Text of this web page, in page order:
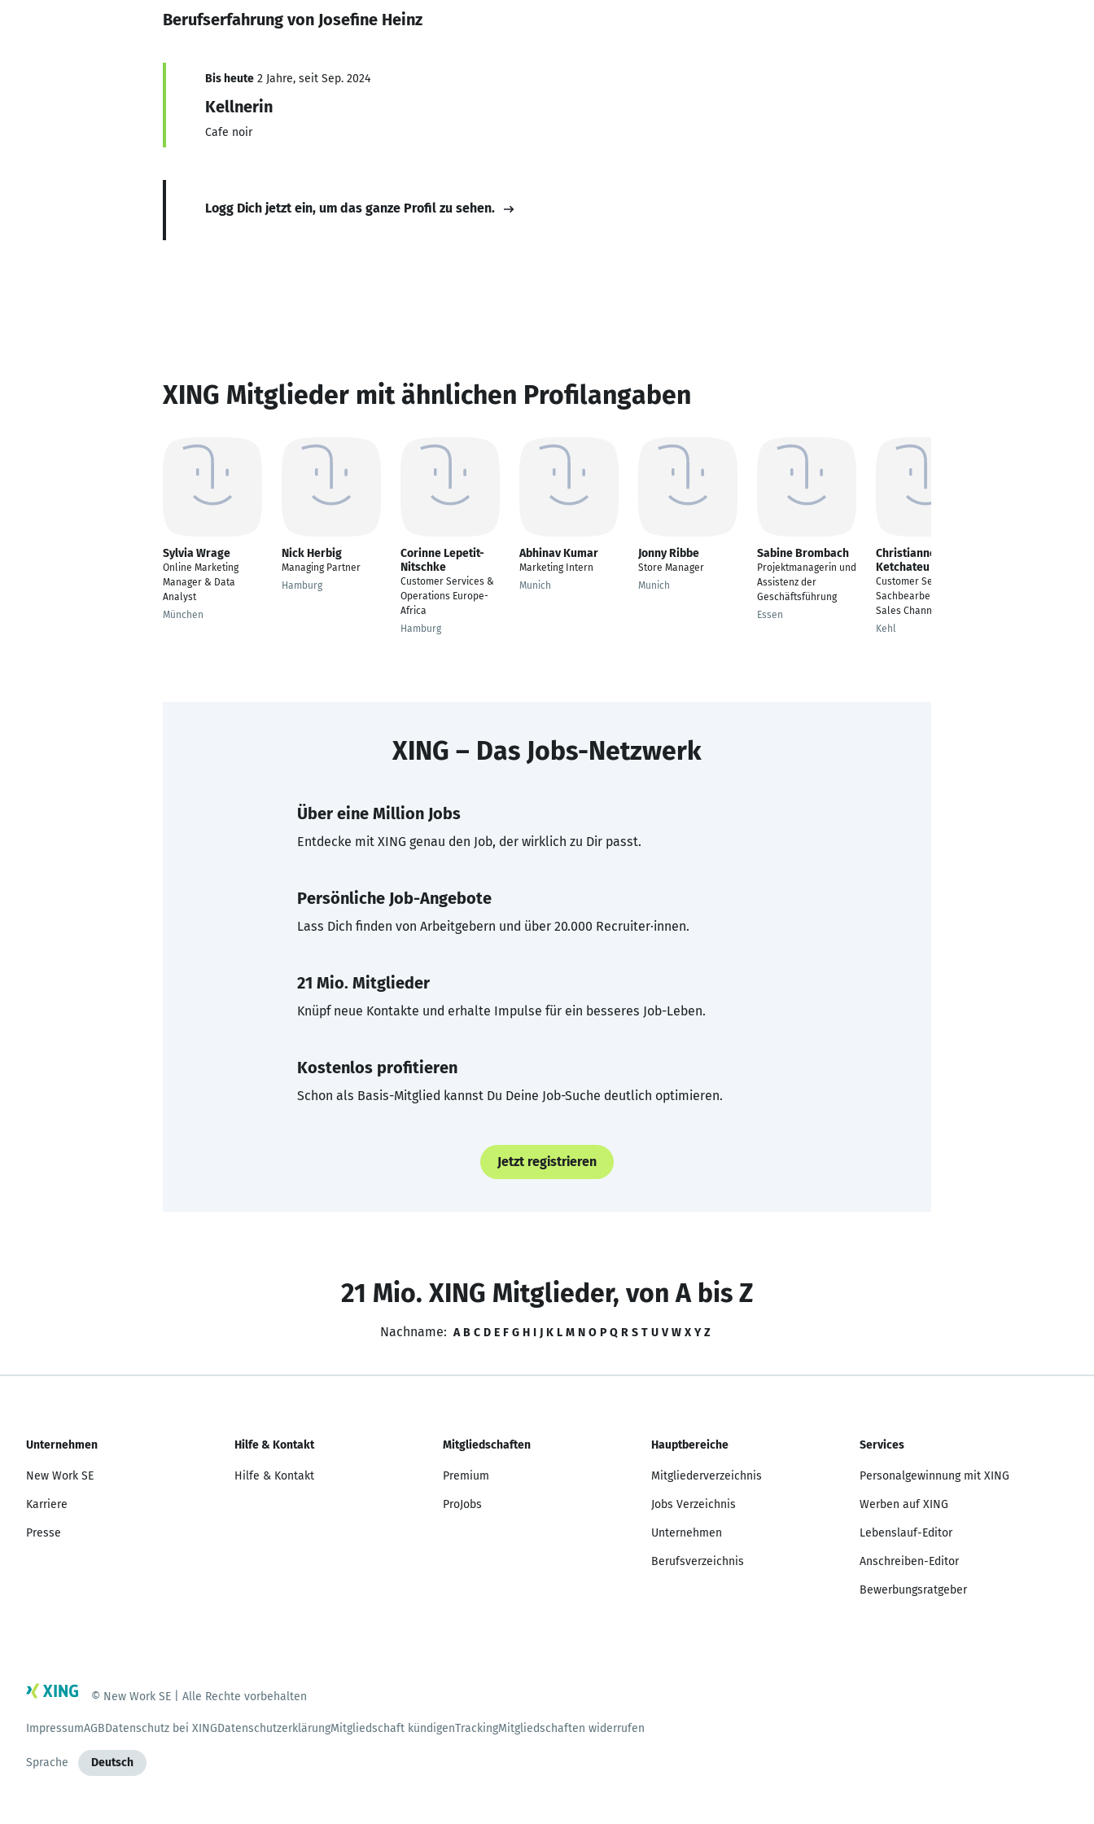
Berufserfahrung von Josefine Heinz
Bis heute 2 Jahre, seit Sep. 2024
Kellnerin
Cafe noir
Logg Dich jetzt ein, um das ganze Profil zu sehen.
XING Mitglieder mit ähnlichen Profilangaben
Sylvia Wrage
Online Marketing
Manager & Data
Analyst
München
Nick Herbig
Managing Partner
Hamburg
Corinne Lepetit-
Nitschke
Customer Services &
Operations Europe-
Africa
Hamburg
Abhinav Kumar
Marketing Intern
Munich
Jonny Ribbe
Store Manager
Munich
Sabine Brombach
Projektmanagerin und
Assistenz der
Geschäftsführung
Essen
Christianne
Ketchateu
Customer Service
Sachbearbeiter -
Sales Channels
Kehl
XING – Das Jobs-Netzwerk
Über eine Million Jobs
Entdecke mit XING genau den Job, der wirklich zu Dir passt.
Persönliche Job-Angebote
Lass Dich finden von Arbeitgebern und über 20.000 Recruiter·innen.
21 Mio. Mitglieder
Knüpf neue Kontakte und erhalte Impulse für ein besseres Job-Leben.
Kostenlos profitieren
Schon als Basis-Mitglied kannst Du Deine Job-Suche deutlich optimieren.
Jetzt registrieren
21 Mio. XING Mitglieder, von A bis Z
Nachname: A B C D E F G H I J K L M N O P Q R S T U V W X Y Z
Unternehmen
New Work SE
Karriere
Presse
Hilfe & Kontakt
Hilfe & Kontakt
Mitgliedschaften
Premium
ProJobs
Hauptbereiche
Mitgliederverzeichnis
Jobs Verzeichnis
Unternehmen
Berufsverzeichnis
Services
Personalgewinnung mit XING
Werben auf XING
Lebenslauf-Editor
Anschreiben-Editor
Bewerbungsratgeber
© New Work SE | Alle Rechte vorbehalten
ImpressumAGBDatenschutz bei XINGDatenschutzerklärungMitgliedschaft kündigenTrackingMitgliedschaften widerrufen
Sprache Deutsch